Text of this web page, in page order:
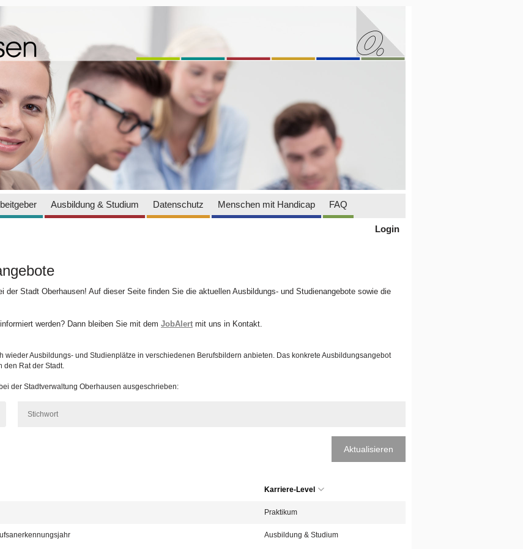
Ausbildung & Studium Datenschutz Menschen mit Handicap FAQ
Login
der Stadt Oberhausen! Auf dieser Seite finden Sie die aktuellen Ausbildungs- und Studienangebote sowie die
werden? Dann bleiben Sie mit dem JobAlert mit uns in Kontakt.
wieder Ausbildungs- und Studienplätze in verschiedenen Berufsbildern anbieten. Das konkrete Ausbildungsangebot
den Rat der Stadt.
der Stadtverwaltung Oberhausen ausgeschrieben:
Aktualisieren
Karriere-Level
Praktikum
Ausbildung & Studium